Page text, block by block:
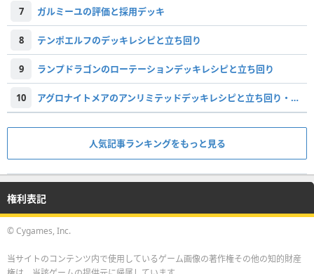
7 ガルミーユの評価と採用デッキ
8 テンポエルフのデッキレシピと立ち回り
9 ランプドラゴンのローテーションデッキレシピと立ち回り
10 アグロナイトメアのアンリミテッドデッキレシピと立ち回り・対策
人気記事ランキングをもっと見る
権利表記
© Cygames, Inc.
当サイトのコンテンツ内で使用しているゲーム画像の著作権その他の知的財産